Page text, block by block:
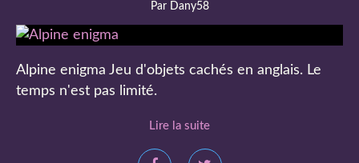
Par Dany58
Alpine enigma Jeu d'objets cachés en anglais. Le
temps n'est pas limité.
Lire la suite